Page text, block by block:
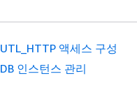
UTL_HTTP 액세스 구성
DB 인스턴스 관리